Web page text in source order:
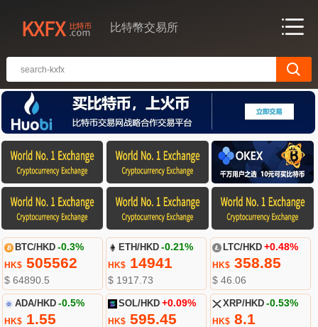
比特幣交易所
BTC/HKD -0.3%
HK$505562
$ 64890.5
ETH/HKD -0.21%
HK$ 14941
$ 1917.73
LTC/HKD +0.48%
HK$358.85
$ 46.06
ADA/HKD -0.5%
HK$1.55
SOL/HKD +0.09%
HK$ 595.45
XRP/HKD -0.53%
HK$8.1